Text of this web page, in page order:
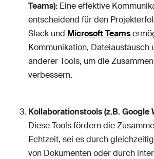
Teams): Eine effektive
entscheidend für den
Slack und Microsoft Teams
Kommunikation, Dateiaustausch
anderer Tools, um die
verbessern.
Kollaborationstools (z.B. Google
Diese Tools fördern die
Echtzeit, sei es durch
von Dokumenten oder durch